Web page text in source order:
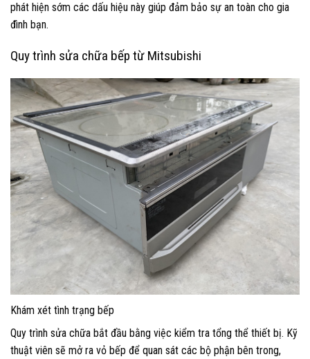
phát hiện sớm các dấu hiệu này giúp đảm bảo sự an toàn cho gia
đình bạn.
Quy trình sửa chữa bếp từ Mitsubishi
Khám xét tình trạng bếp
Quy trình sửa chữa bắt đầu bằng việc kiểm tra tổng thể thiết bị. Kỹ
thuật viên sẽ mở ra vỏ bếp để quan sát các bộ phận bên trong,